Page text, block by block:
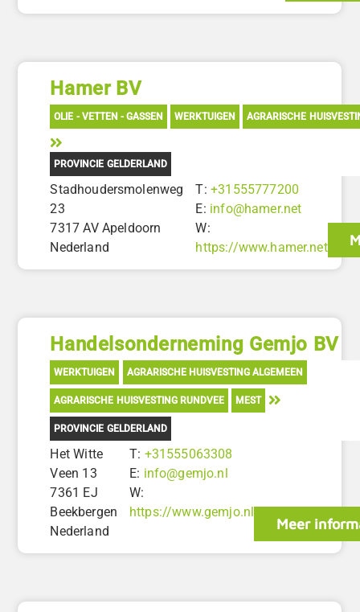
Hamer BV
OLIE - VETTEN - GASSEN WERKTUIGEN AGRARISCHE
PROVINCIE GELDERLAND
Stadhoudersmolenweg
23
7317 AV Apeldoorn
Nederland
T:+31555777200
E: info@hamer.net
W:
https://www.hamer.net
Handelsonderneming Gemjo BV
WERKTUIGEN AGRARISCHE HUISVESTING ALGEMEEN
AGRARISCHE HUISVESTING RUNDVEE MEST
PROVINCIE GELDERLAND
Het Witte
Veen 13
7361 EJ
Beekbergen
Nederland
T: +31555063308
E: info@gemjo.nl
W:
https://www.gemjo.nl
Meer